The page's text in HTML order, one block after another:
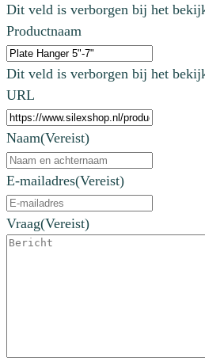
Dit veld is verborgen bij het
Productnaam
Dit veld is verborgen bij het
URL
Naam(Vereist)
E-mailadres(Vereist)
Vraag(Vereist)